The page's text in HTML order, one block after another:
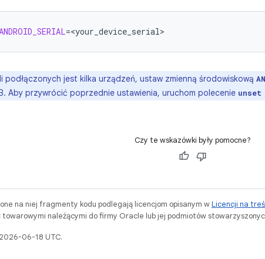
=<your_device_serial>
podłączonych jest kilka urządzeń, ustaw zmienną środowiskową
Aby przywrócić poprzednie ustawienia, uruchom polecenie unset
Czy te wskazówki były pomocne?
na niej fragmenty kodu podlegają licencjom opisanym wLicencji na
należącymi do firmy Oracle lub jej podmiotów
06-18 UTC.